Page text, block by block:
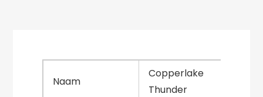
Naam
Copperlake
Thunder